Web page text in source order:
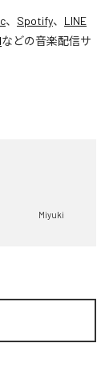
、 Spotify、 LINE
などの音楽配信サ
Miyuki